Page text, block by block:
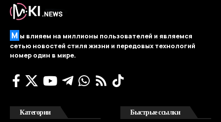
М ы влияем на миллионы пользователей и являемся
сетью новостей стиля жизни и передовых технологий
номер один в мире.
Категории Быстрые ссылки